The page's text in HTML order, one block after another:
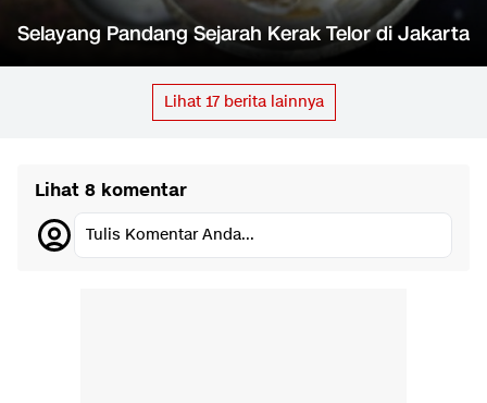
Selayang Pandang Sejarah Kerak Telor di Jakarta
Lihat 17berita lainnya
Lihat 8 komentar
Tulis Komentar Anda...